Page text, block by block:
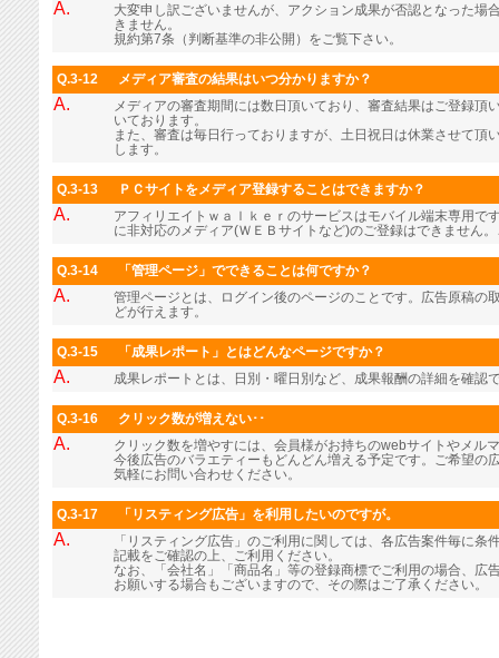
A.
大変申し訳ございませんが、アクション成果が否認となった場
きません。
規約第7条（判断基準の非公開）をご覧下さい。
Q.3-12 メディア審査の結果はいつ分かりますか？
A.
メディアの審査期間には数日頂いており、審査結果はご登録頂
いております。
また、審査は毎日行っておりますが、土日祝日は休業させて頂
します。
Q.3-13 ＰＣサイトをメディア登録することはできますか？
A.
アフィリエイトｗａｌｋｅｒのサービスはモバイル端末専用で
に非対応のメディア(ＷＥＢサイトなど)のご登録はできません
Q.3-14 「管理ページ」でできることは何ですか？
A.
管理ページとは、ログイン後のページのことです。広告原稿の
どが行えます。
Q.3-15 「成果レポート」とはどんなページですか？
A. 成果レポートとは、日別・曜日別など、成果報酬の詳細を確認
Q.3-16 クリック数が増えない･･
A.
クリック数を増やすには、会員様がお持ちのwebサイトやメル
今後広告のバラエティーもどんどん増える予定です。ご希望の
気軽にお問い合わせください。
Q.3-17 「リスティング広告」を利用したいのですが。
A.
「リスティング広告」のご利用に関しては、各広告案件毎に
記載をご確認の上、ご利用ください。
なお、「会社名」「商品名」等の登録商標でご利用の場合、広
お願いする場合もございますので、その際はご了承ください。